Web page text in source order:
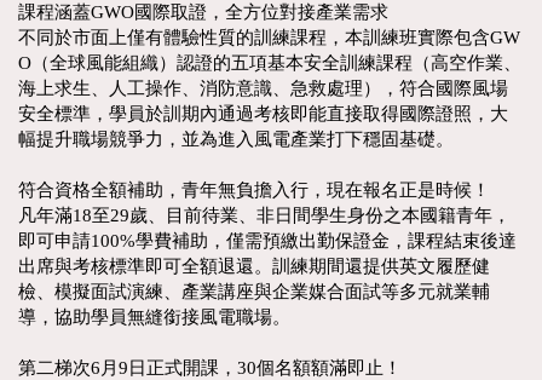
課程涵蓋GWO國際取證，全方位對接產業需求
不同於市面上僅有體驗性質的訓練課程，本訓練班實際包含GW
O（全球風能組織）認證的五項基本安全訓練課程（高空作業、
海上求生、人工操作、消防意識、急救處理），符合國際風場
安全標準，學員於訓期內通過考核即能直接取得國際證照，大
幅提升職場競爭力，並為進入風電產業打下穩固基礎。
符合資格全額補助，青年無負擔入行，現在報名正是時候！
凡年滿18至29歲、目前待業、非日間學生身份之本國籍青年，
即可申請100%學費補助，僅需預繳出勤保證金，課程結束後達
出席與考核標準即可全額退還。訓練期間還提供英文履歷健
檢、模擬面試演練、產業講座與企業媒合面試等多元就業輔
導，協助學員無縫銜接風電職場。
第二梯次6月9日正式開課，30個名額額滿即止！